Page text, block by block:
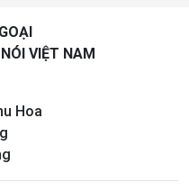
VIỆT NAM
Hoa